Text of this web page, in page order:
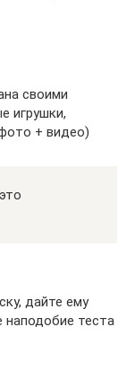
своими
игрушки,
+ видео)
дайте ему
наподобие теста